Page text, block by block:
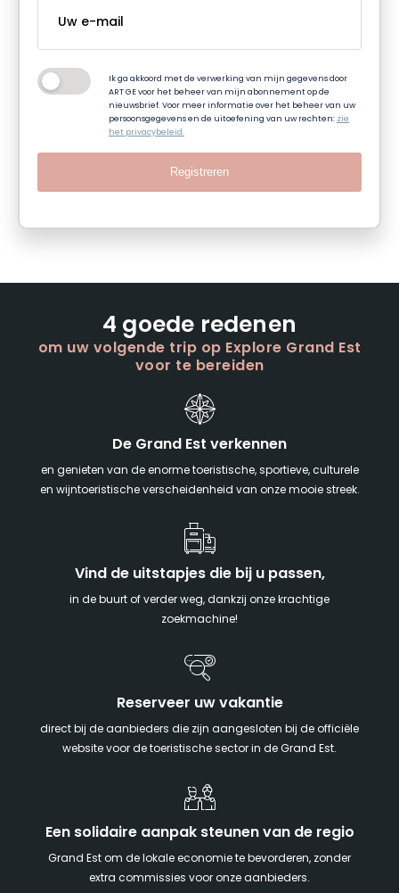
Ik ga akkoord met de verwerking van mijn gegevens door
ART GE voor het beheer van mijn abonnement op de
nieuwsbrief. Voor meer informatie over het beheer van uw
persoonsgegevens en de uitoefening van uw rechten: zie
het privacybeleid.
Registreren
4 goede redenen
om uw volgende trip op Explore Grand Est
voor te bereiden
De Grand Est verkennen
en genieten van de enorme toeristische, sportieve, culturele
en wijntoeristische verscheidenheid van onze mooie streek.
Vind de uitstapjes die bij u passen,
in de buurt of verder weg, dankzij onze krachtige
zoekmachine!
Reserveer uw vakantie
direct bij de aanbieders die zijn aangesloten bij de officiële
website voor de toeristische sector in de Grand Est.
Een solidaire aanpak steunen van de regio
Grand Est om de lokale economie te bevorderen, zonder
extra commissies voor onze aanbieders.